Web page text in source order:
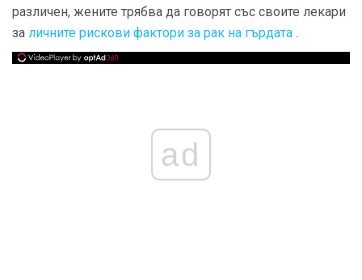
различен, жените трябва да говорят със своите лекари
за личните рискови фактори за рак на гърдата .
ad